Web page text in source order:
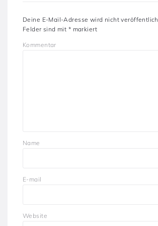
Deine E-Mail-Adresse wird nicht
Felder sind mit * markiert
Kommentar
Name
E-mail
Website